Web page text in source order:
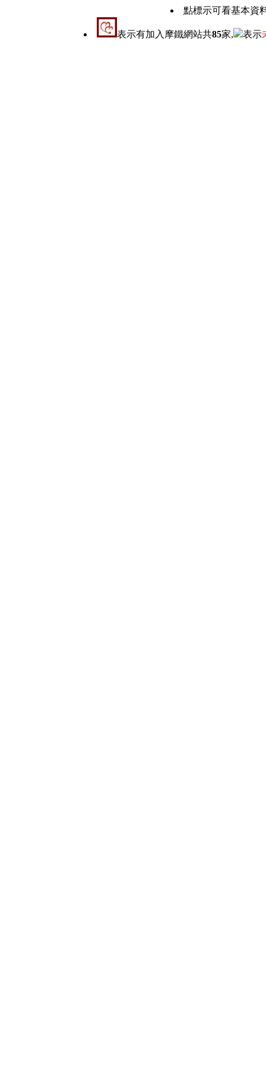
點標示可看基本資
表示有加入摩鐵網站共85家, 表示